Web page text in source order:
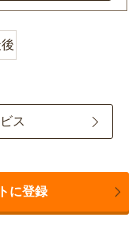
ス
に登録